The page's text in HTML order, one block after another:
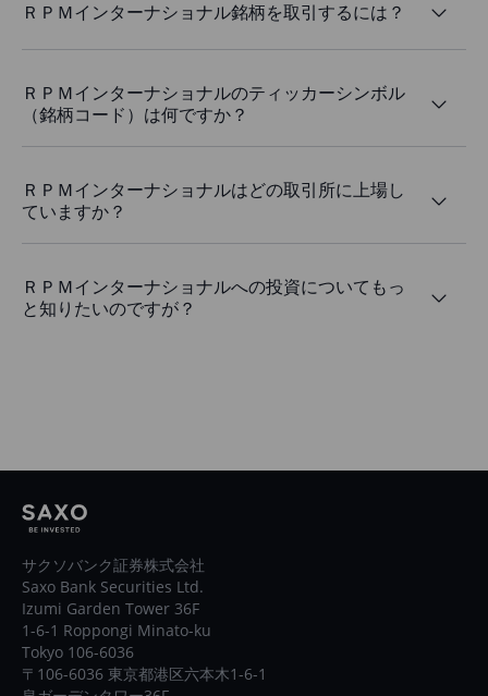
ＲＰＭインターナショナル銘柄を取引するには？
ＲＰＭインターナショナルのティッカーシンボル
（銘柄コード）は何ですか？
ＲＰＭインターナショナルはどの取引所に上場し
ていますか？
ＲＰＭインターナショナルへの投資についてもっ
と知りたいのですが？
サクソバンク証券株式会社
Saxo Bank Securities Ltd.
Izumi Garden Tower 36F
1-6-1 Roppongi Minato-ku
Tokyo 106-6036
〒106-6036 東京都港区六本木1-6-1